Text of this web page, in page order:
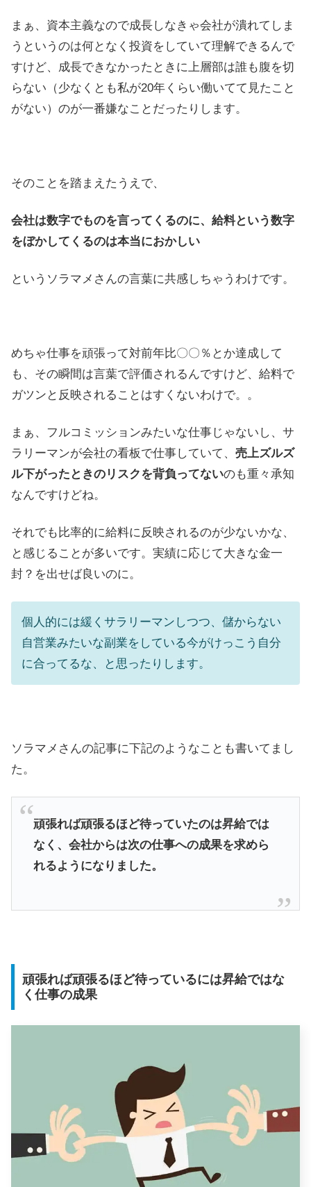
まぁ、資本主義なので成長しなきゃ会社が潰れてしま
うというのは何となく投資をしていて理解できるんで
すけど、成長できなかったときに上層部は誰も腹を切
らない（少なくとも私が20年くらい働いてて見たこと
がない）のが一番嫌なことだったりします。
そのことを踏まえたうえで、
会社は数字でものを言ってくるのに、給料という数字
をぼかしてくるのは本当におかしい
というソラマメさんの言葉に共感しちゃうわけです。
めちゃ仕事を頑張って対前年比〇〇％とか達成して
も、その瞬間は言葉で評価されるんですけど、給料で
ガツンと反映されることはすくないわけで。。
まぁ、フルコミッションみたいな仕事じゃないし、サ
ラリーマンが会社の看板で仕事していて、 売上ズルズ
ル下がったときのリスクを背負ってないのも重々承知
なんですけどね。
それでも比率的に給料に反映されるのが少ないかな、
と感じることが多いです。実績に応じて大きな金一
封？を出せば良いのに。
個人的には緩くサラリーマンしつつ、儲からない
自営業みたいな副業をしている今がけっこう自分
に合ってるな、と思ったりします。
ソラマメさんの記事に下記のようなことも書いてまし
た。
頑張れば頑張るほど待っていたのは昇給では
なく、会社からは次の仕事への成果を求めら
れるようになりました。
頑張れば頑張るほど待っているには昇給ではな
く仕事の成果